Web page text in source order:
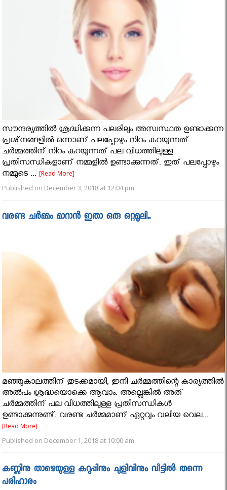
സൗന്ദര്യത്തില്‍ ശ്രദ്ധിക്കുന്ന പലരിലും അസ്വസ്ഥത ഉണ്ടാക്കുന്ന
പ്രശ്‌നങ്ങളില്‍ ഒന്നാണ് പലപ്പോഴും നിറം കുറയുന്നത്.
ചര്‍മ്മത്തിന് നിറം കുറയുന്നത് പല വിധത്തിലുള്ള
പ്രതിസന്ധികളാണ് നമ്മളില്‍ ഉണ്ടാക്കുന്നത്. ഇത് പലപ്പോഴും
നമ്മുടെ ...[Read More]
Published on December 3, 2018 at 12:04 pm
വരണ്ട ചർമ്മം മാറാൻ ഇതാ ഒരു ഒറ്റമൂലി..
മഞ്ഞുകാലത്തിന് തുടക്കമായി, ഇനി ചര്‍മ്മത്തിന്റെ കാര്യത്തില്‍
അല്‍പം ശ്രദ്ധയൊക്കെ ആവാം. അല്ലെങ്കില്‍ അത്
ചര്‍മ്മത്തിന് പല വിധത്തിലുള്ള പ്രതിസന്ധികള്‍
ഉണ്ടാക്കുന്നുണ്ട്. വരണ്ട ചര്‍മ്മമാണ് ഏറ്റവും വലിയ വെല...
[Read More]
Published on December 1, 2018 at 10:00 am
കണ്ണിനു താഴെയുള്ള കറുപ്പിനും ചുളിവിനും വീട്ടിൽ തന്നെ
പരിഹാരം